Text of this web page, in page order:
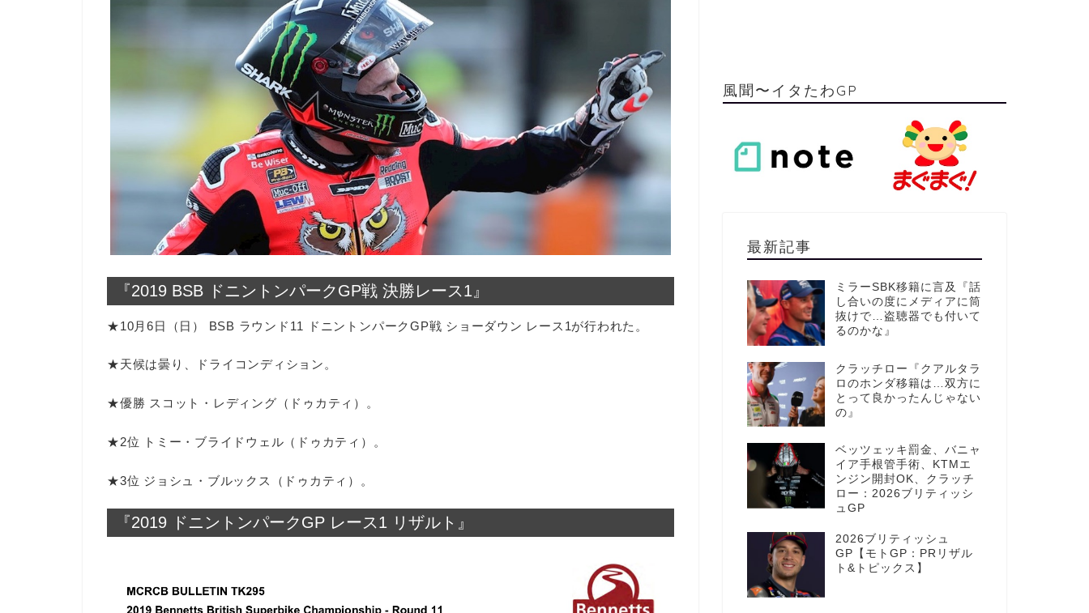
『2019 BSB ドニントンパークGP戦 決勝レース1』
★10月6日（日） BSB ラウンド11 ドニントンパークGP戦 ショーダウン レース1が行われた。
★天候は曇り、ドライコンディション。
★優勝 スコット・レディング（ドゥカティ）。
★2位 トミー・ブライドウェル（ドゥカティ）。
★3位 ジョシュ・ブルックス（ドゥカティ）。
『2019 ドニントンパークGP レース1 リザルト』
風聞〜イタたわGP
最新記事
ミラーSBK移籍に言及『話
し合いの度にメディアに筒
抜けで…盗聴器でも付いて
るのかな』
クラッチロー『クアルタラ
ロのホンダ移籍は…双方に
とって良かったんじゃない
の』
ベッツェッキ罰金、バニャ
イア手根管手術、KTMエ
ンジン開封OK、クラッチ
ロー：2026ブリティッシ
ュGP
2026ブリティッシュ
GP【モトGP：PRリザル
ト&トピックス】